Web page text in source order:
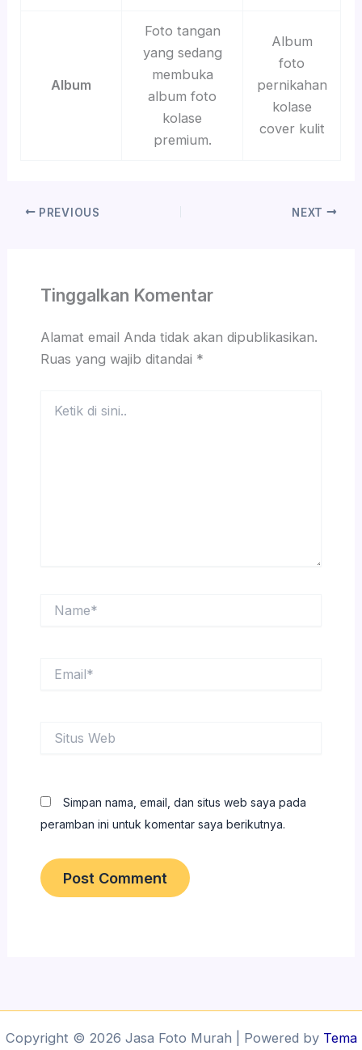
Album
Foto tangan
yang sedang
membuka
album foto
kolase
premium.
Album
foto
pernikahan
kolase
cover kulit
PREVIOUS NEXT
Tinggalkan Komentar
Alamat email Anda tidak akan dipublikasikan.
Ruas yang wajib ditandai *
Web
Simpan nama, email, dan situs web saya pada
peramban ini untuk komentar saya berikutnya.
Copyright © 2026 Jasa Foto Murah | Powered by Tema